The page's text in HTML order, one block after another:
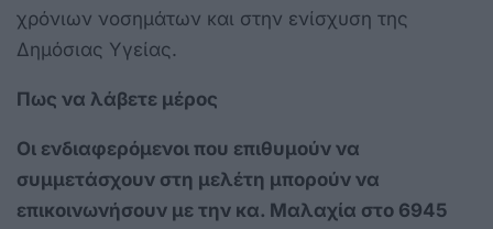
χρόνιων νοσημάτων και στην ενίσχυση της
Δημόσιας Υγείας.
Πως να λάβετε μέρος
Οι ενδιαφερόμενοι που επιθυμούν να
συμμετάσχουν στη μελέτη μπορούν να
επικοινωνήσουν με την κα. Μαλαχία στο 6945